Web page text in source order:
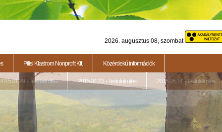
2026. augusztus 08, szombat
Pilisi Klastrom Nonprofit Kft. Közérdekű információk
2015.01.29. - Testületi ülés 2015.04.23. - Testületi ülés 2015.05.14. - Testületi ülés